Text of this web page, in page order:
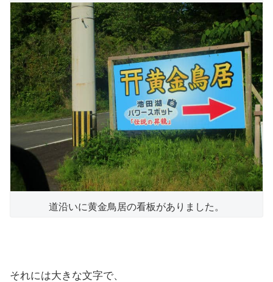
道沿いに黄金鳥居の看板がありました。
それには大きな文字で、